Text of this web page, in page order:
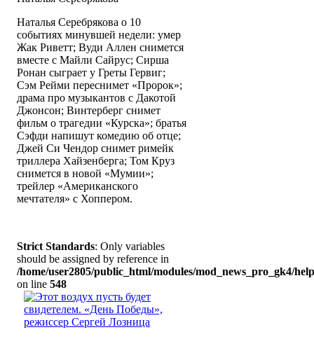
Наталья Серебрякова о 10
событиях минувшей недели: умер
Жак Риветт; Вуди Аллен снимется
вместе с Майли Сайрус; Сирша
Ронан сыграет у Греты Гервиг;
Сэм Рейми переснимет «Пророк»;
драма про музыкантов с Дакотой
Джонсон; Винтерберг снимет
фильм о трагедии «Курска»; братья
Сэфди напишут комедию об отце;
Джей Си Чендор снимет римейк
триллера Хайзенберга; Том Круз
снимется в новой «Мумии»;
трейлер «Американского
мечтателя» с Хоппером.
Strict Standards: Only variables
should be assigned by reference in
/home/user2805/public_html/modules/mod_news_pro_gk4/
on line 548